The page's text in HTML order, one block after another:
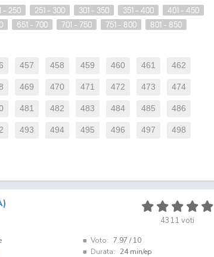
- 250 251 - 300 301 - 350 351 - 400
401 - 450
651 - 700 701 - 750 751 - 800
801 - 850
457 458 459 460 461 462
469 470 471 472 473 474
481 482 483 484 485 486
493 494 495 496 497 498
4311 voti
Voto: 7.97 / 10
Durata:
24 min/ep